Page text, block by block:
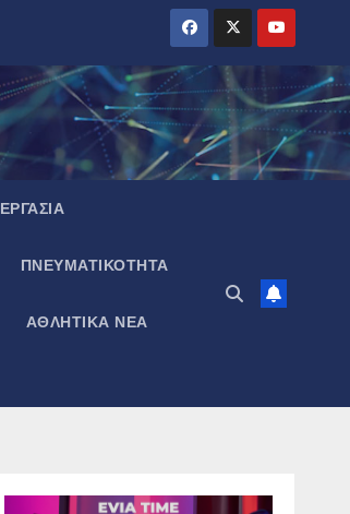
ΕΡΓΑΣΙΑ
ΠΝΕΥΜΑΤΙΚΌΤΗΤΑ
ΑΘΛΗΤΙΚΑ ΝΕΑ